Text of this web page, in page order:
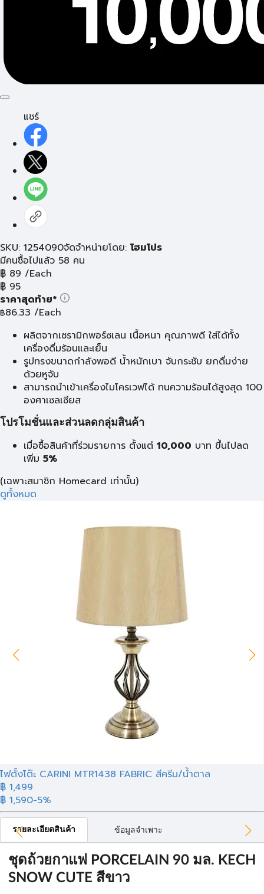
แชร์
SKU: 1254090จัดจำหน่ายโดย: โฮมโปร
มีคนซื้อไปแล้ว 58 คน
฿ 89 /Each
฿ 95
ราคาสุดท้าย*
฿86.33 /Each
ผลิตจากเซรามิกพอร์ซเลน เนื้อหนา คุณภาพดี ใส่ได้ทั้ง
เครื่องดื่มร้อนและเย็น
รูปทรงขนาดกำลังพอดี น้ำหนักเบา จับกระชับ ยกดื่มง่าย
ด้วยหูจับ
สามารถนำเข้าเครื่องไมโครเวฟได้ ทนความร้อนได้สูงสุด 100
องศาเซลเซียส
โปรโมชั่นและส่วนลดกลุ่มสินค้า
เมื่อซื้อสินค้าที่ร่วมรายการ ตั้งแต่ 10,000 บาท ขึ้นไปลด
เพิ่ม 5%
(เฉพาะสมาชิก Homecard เท่านั้น)
ดูทั้งหมด
ไฟตั้งโต๊ะ CARINI MTR1438 FABRIC สีครีม/น้ำตาล
฿ 1,499
฿ 1,590-5%
รายละเอียดสินค้า ข้อมูลจำเพาะ
ชุดถ้วยกาแฟ PORCELAIN 90 มล. KECH
SNOW CUTE สีขาว